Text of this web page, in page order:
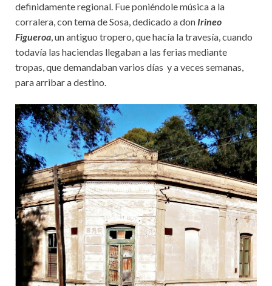
definidamente regional. Fue poniéndole música a la
corralera, con tema de Sosa, dedicado a don Irineo
Figueroa, un antiguo tropero, que hacía la travesía, cuando
todavía las haciendas llegaban a las ferias mediante
tropas, que demandaban varios días y a veces semanas,
para arribar a destino.